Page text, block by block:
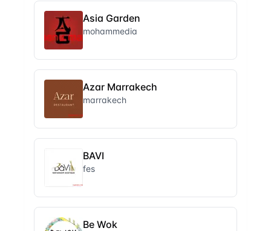
Asia Garden
mohammedia
Azar Marrakech
marrakech
BAVI
fes
Be Wok